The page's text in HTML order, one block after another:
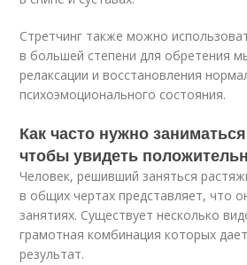
Стретчинг также можно
в большей степени для обретения
релаксации и восстановления
психоэмоционального состояния.
Как часто нужно
чтобы увидеть
Человек, решивший заняться
в общих чертах представляет, что
занятиях. Существует несколько
грамотная комбинация которых
результат.